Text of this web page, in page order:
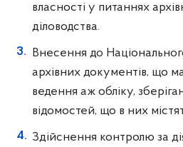
власності у питаннях
діловодства.
Внесення до
архівних документів, що
ведення аж обліку,
відомостей, що в них
Здійснення контролю за